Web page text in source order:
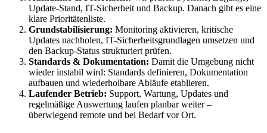
Update-Stand, IT-Sicherheit und Backup. Danach gibt es eine
klare Prioritätenliste.
Grundstabilisierung: Monitoring aktivieren, kritische
Updates nachholen, IT-Sicherheitsgrundlagen umsetzen und
den Backup-Status strukturiert prüfen.
Standards & Dokumentation: Damit die Umgebung nicht
wieder instabil wird: Standards definieren, Dokumentation
aufbauen und wiederholbare Abläufe etablieren.
Laufender Betrieb: Support, Wartung, Updates und
regelmäßige Auswertung laufen planbar weiter –
überwiegend remote und bei Bedarf vor Ort.